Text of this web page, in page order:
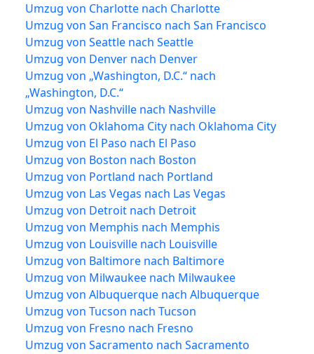
Umzug von Charlotte nach Charlotte
Umzug von San Francisco nach San Francisco
Umzug von Seattle nach Seattle
Umzug von Denver nach Denver
Umzug von „Washington, D.C.“ nach
„Washington, D.C.“
Umzug von Nashville nach Nashville
Umzug von Oklahoma City nach Oklahoma City
Umzug von El Paso nach El Paso
Umzug von Boston nach Boston
Umzug von Portland nach Portland
Umzug von Las Vegas nach Las Vegas
Umzug von Detroit nach Detroit
Umzug von Memphis nach Memphis
Umzug von Louisville nach Louisville
Umzug von Baltimore nach Baltimore
Umzug von Milwaukee nach Milwaukee
Umzug von Albuquerque nach Albuquerque
Umzug von Tucson nach Tucson
Umzug von Fresno nach Fresno
Umzug von Sacramento nach Sacramento